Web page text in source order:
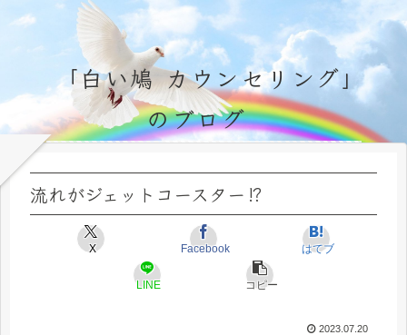
「白い鳩 カウンセリング」
のブログ
流れがジェットコースター⁉
X Facebook はてブ
LINE コピー
2023.07.20